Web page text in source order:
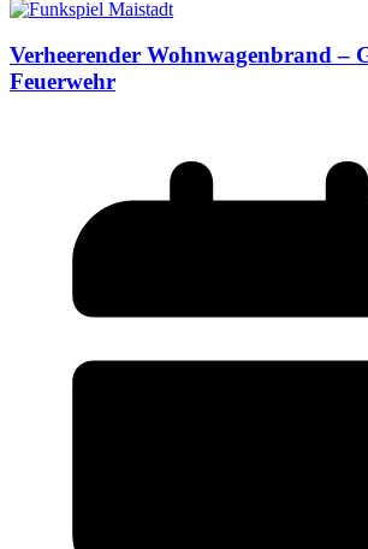
Verheerender Wohnwagenbrand –
Feuerwehr